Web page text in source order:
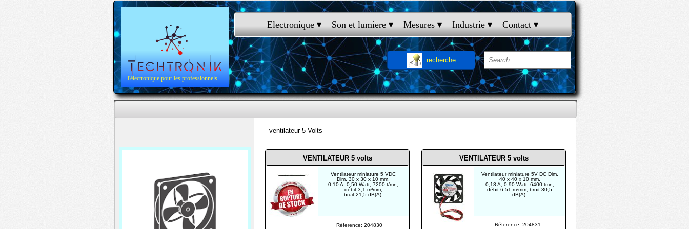
Electronique ▾ Son et lumiere ▾ Mesures ▾ Industrie ▾ Contact ▾
recherche
l'électronique pour les professionnels
ventilateur 5 Volts
Ventilateur miniature 5 VDC
Dim. 30 x 30 x 10 mm,
0,10 A, 0,50 Watt, 7200 t/mn,
débit 3,1 m³mm,
bruit 21,5 dB(A),
Réference: 204830
VENTILATEUR 5 volts
Réference: 204831
VENTILATEUR 5 volts
Ventilateur miniature 5V DC Dim.
40 x 40 x 10 mm,
0,18 A, 0,90 Watt, 6400 tmn,
débit 6,51 m³mm, bruit 30,5
dB(A),